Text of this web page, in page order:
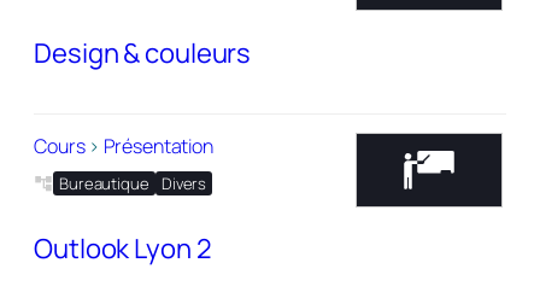
Design & couleurs
Cours > Présentation
Outlook Lyon 2
Bureautique Divers